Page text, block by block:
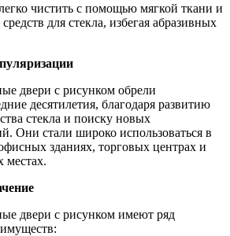
чистить с помощью мягкой ткани и
для стекла, избегая абразивных
двери с рисунком обрели
десятилетия, благодаря развитию
стекла и поиску новых
Они стали широко использоваться в
зданиях, торговых центрах и
местах.
двери с рисунком имеют ряд